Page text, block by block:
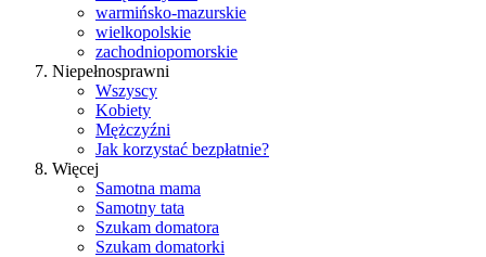
warmińsko-mazurskie
wielkopolskie
zachodniopomorskie
Niepełnosprawni
Wszyscy
Kobiety
Mężczyźni
Jak korzystać bezpłatnie?
Więcej
Samotna mama
Samotny tata
Szukam domatora
Szukam domatorki